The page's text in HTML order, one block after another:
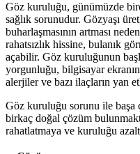
Göz kuruluğu, günümüzde
sağlık sorunudur. Gözyaşı
buharlaşmasının artması
rahatsızlık hissine, bulanık
açabilir. Göz kuruluğunun
yorgunluğu, bilgisayar
alerjiler ve bazı ilaçların yan
Göz kuruluğu sorunu ile başa
birkaç doğal çözüm
rahatlatmaya ve kuruluğu